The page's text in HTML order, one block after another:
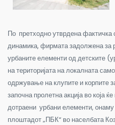
По претходно утврдена фактичка
динамика, фирмата задолжена за
урбаните елементи од детските
на територијата на локалната
одржување на клупите и корпите
започна пролетна акција во која
дотраени урбани елементи,
плоштадот „ПБК“ во населбата